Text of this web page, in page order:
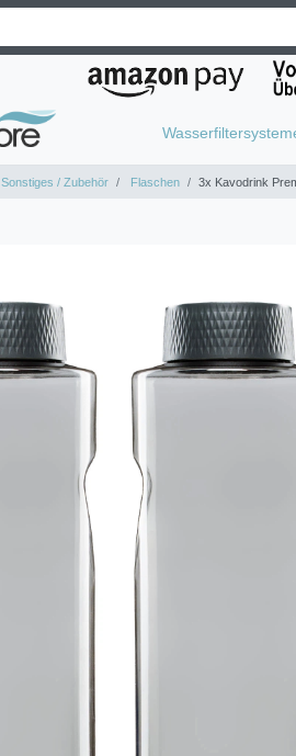
Sonstiges / Zubehör Flaschen 3x Kavodrink